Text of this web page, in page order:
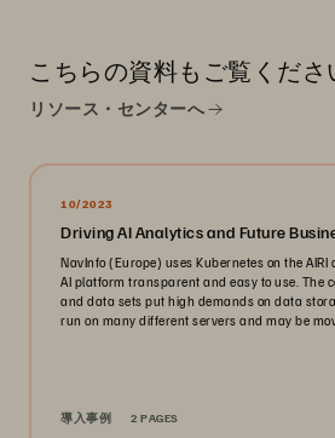
こちらの資料もご覧くださ
リソース・センターへ
10/2023
Driving AI Analytics and Future
NavInfo (Europe) uses Kubernetes on the
AI platform transparent and easy to use. The
and data sets put high demands on data
run on many different servers and may be
導入事例 2 PAGES